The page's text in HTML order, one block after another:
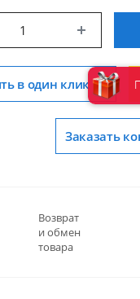
в один клик
Заказать
Возврат
и обмен
товара